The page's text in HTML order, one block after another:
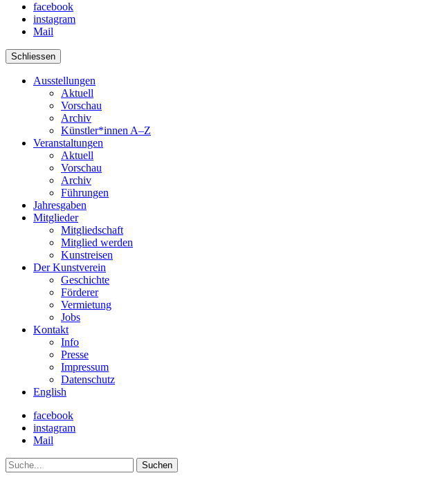
facebook
instagram
Mail
Schliessen
Ausstellungen
Aktuell
Vorschau
Archiv
Künstler*innen A–Z
Veranstaltungen
Aktuell
Vorschau
Archiv
Führungen
Jahresgaben
Mitglieder
Mitgliedschaft
Mitglied werden
Kunstreisen
Der Kunstverein
Geschichte
Förderer
Vermietung
Jobs
Kontakt
Info
Presse
Impressum
Datenschutz
English
facebook
instagram
Mail
Suche